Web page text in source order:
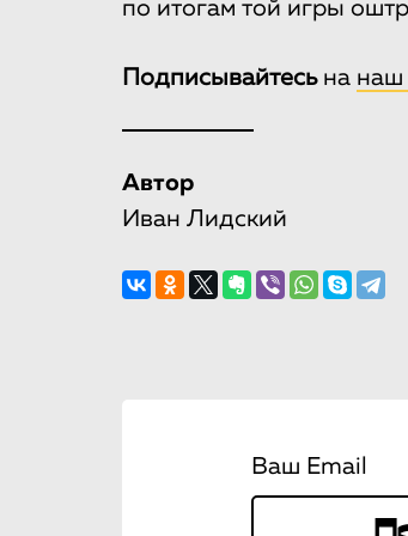
по итогам той игры
Подписывайтесьна наш
Автор
Иван Лидский
Ваш Email